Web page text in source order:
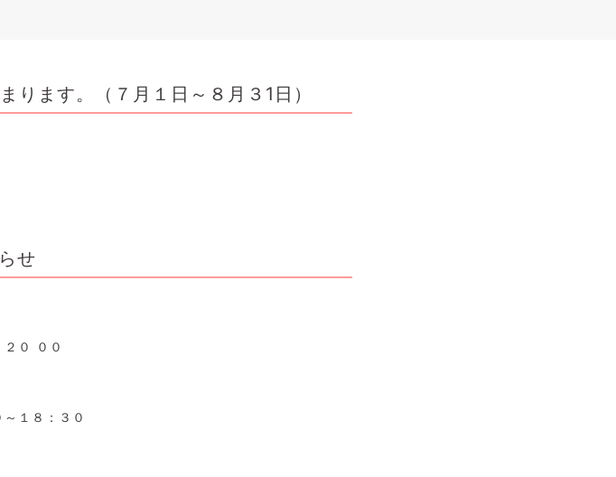
ります。（７月１日～８月３1日）
せ
０ ００
１８：３０